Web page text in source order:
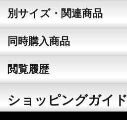
別サイズ・関連商品
同時購入商品
閲覧履歴
ショッピングガイド